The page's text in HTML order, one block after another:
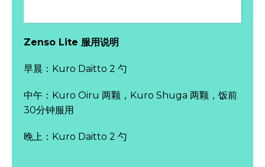
Zenso Lite 服用说明
早晨：Kuro Daitto 2 勺
中午：Kuro Oiru 两颗，Kuro Shuga 两颗，饭前
30分钟服用
晚上：Kuro Daitto 2 勺